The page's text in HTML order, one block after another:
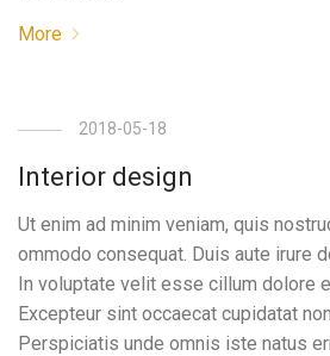
More
2018-05-18
Interior design
Ut enim ad minim veniam, quis
ommodo consequat. Duis aute irure
In voluptate velit esse cillum dolore
Excepteur sint occaecat cupidatat
Perspiciatis unde omnis iste natus